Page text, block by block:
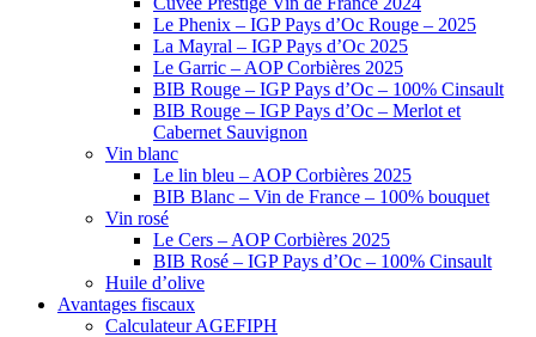
Le Phenix – IGP Pays d’Oc Rouge – 2025
La Mayral – IGP Pays d’Oc 2025
Le Garric – AOP Corbières 2025
BIB Rouge – IGP Pays d’Oc – 100% Cinsault
BIB Rouge – IGP Pays d’Oc – Merlot et
Cabernet Sauvignon
Vin blanc
Le lin bleu – AOP Corbières 2025
BIB Blanc – Vin de France – 100% bouquet
Vin rosé
Le Cers – AOP Corbières 2025
BIB Rosé – IGP Pays d’Oc – 100% Cinsault
Huile d’olive
Avantages fiscaux
Calculateur AGEFIPH